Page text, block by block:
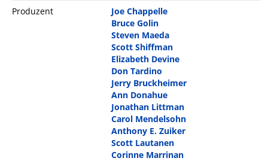
Produzent
Joe Chappelle
Bruce Golin
Steven Maeda
Scott Shiffman
Elizabeth Devine
Don Tardino
Jerry Bruckheimer
Ann Donahue
Jonathan Littman
Carol Mendelsohn
Anthony E. Zuiker
Scott Lautanen
Corinne Marrinan